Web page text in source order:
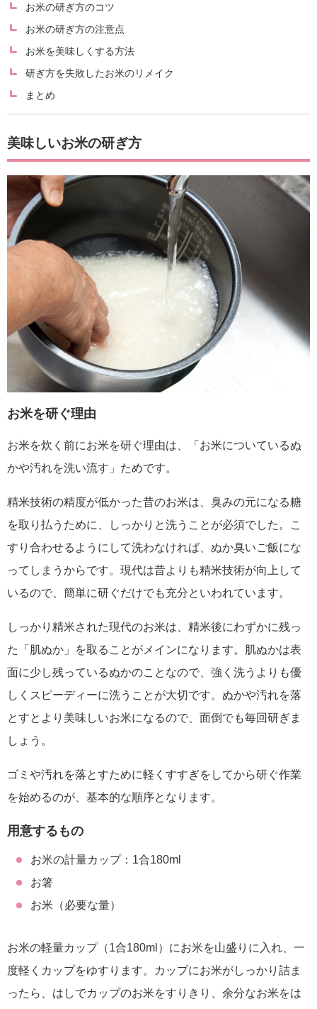
お米の研ぎ方のコツ
お米の研ぎ方の注意点
お米を美味しくする方法
研ぎ方を失敗したお米のリメイク
まとめ
美味しいお米の研ぎ方
お米を研ぐ理由
お米を炊く前にお米を研ぐ理由は、「お米についているぬ
かや汚れを洗い流す」ためです。
精米技術の精度が低かった昔のお米は、臭みの元になる糖
を取り払うために、しっかりと洗うことが必須でした。こ
すり合わせるようにして洗わなければ、ぬか臭いご飯にな
ってしまうからです。現代は昔よりも精米技術が向上して
いるので、簡単に研ぐだけでも充分といわれています。
しっかり精米された現代のお米は、精米後にわずかに残っ
た「肌ぬか」を取ることがメインになります。肌ぬかは表
面に少し残っているぬかのことなので、強く洗うよりも優
しくスピーディーに洗うことが大切です。ぬかや汚れを落
とすとより美味しいお米になるので、面倒でも毎回研ぎま
しょう。
ゴミや汚れを落とすために軽くすすぎをしてから研ぐ作業
を始めるのが、基本的な順序となります。
用意するもの
お米の計量カップ：1合180ml
お箸
お米（必要な量）
お米の軽量カップ（1合180ml）にお米を山盛りに入れ、一
度軽くカップをゆすります。カップにお米がしっかり詰ま
ったら、はしでカップのお米をすりきり、余分なお米をは